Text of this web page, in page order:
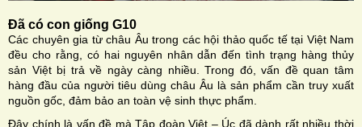
Đã có con giống G10
Các chuyên gia từ châu Âu trong các hội thảo quốc tế tại Việt Nam
đều cho rằng, có hai nguyên nhân dẫn đến tình trạng hàng thủy
sản Việt bị trả về ngày càng nhiều. Trong đó, vấn đề quan tâm
hàng đầu của người tiêu dùng châu Âu là sản phẩm cần truy xuất
nguồn gốc, đảm bảo an toàn vệ sinh thực phẩm.
Đây chính là vấn đề mà Tập đoàn Việt – Úc đã dành rất nhiều thời